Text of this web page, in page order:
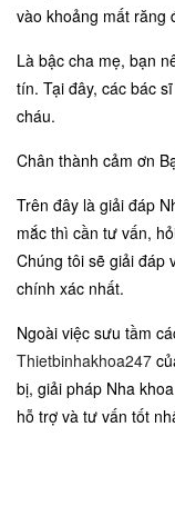
vào khoảng mất răng
Là bậc cha mẹ, bạn
tín. Tại đây, các bác
cháu.
Chân thành cảm ơn
Trên đây là giải đáp
mắc thì cần tư vấn,
Chúng tôi sẽ giải đáp
chính xác nhất.
Ngoài việc sưu tầm
Thietbinhakhoa247
bị, giải pháp Nha
hỗ trợ và tư vấn tốt